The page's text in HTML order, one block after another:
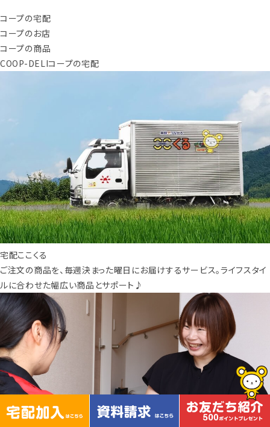
コープの宅配
コープのお店
コープの商品
COOP-DELIコープの宅配
宅配ここくる
ご注文の商品を、毎週決まった曜日にお届けするサービス。ライフスタイ
ルに合わせた幅広い商品とサポート♪